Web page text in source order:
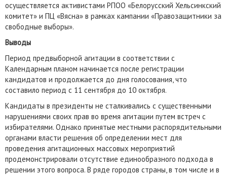
осуществляется активистами РПОО «Белорусский Хельсинкский
комитет» и ПЦ «Вясна» в рамках кампании «Правозащитники за
свободные выборы».
Выводы
Период предвыборной агитации в соответствии с
Календарным планом начинается после регистрации
кандидатов и продолжается до дня голосования, что
составило период с 11 сентября до 10 октября.
Кандидаты в президенты не сталкивались с существенными
нарушениями своих прав во время агитации путем встреч с
избирателями. Однако принятые местными распорядительными
органами власти решения об определении мест для
проведения агитационных массовых мероприятий
продемонстрировали отсутствие единообразного подхода в
решении этого вопроса. В ряде городов страны, в том числе и в